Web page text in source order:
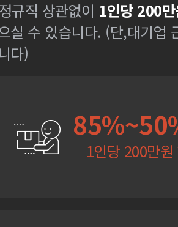
규직 상관없이 1인당 200
실 수 있습니다. (단,대기업
다)
1인당 200만원